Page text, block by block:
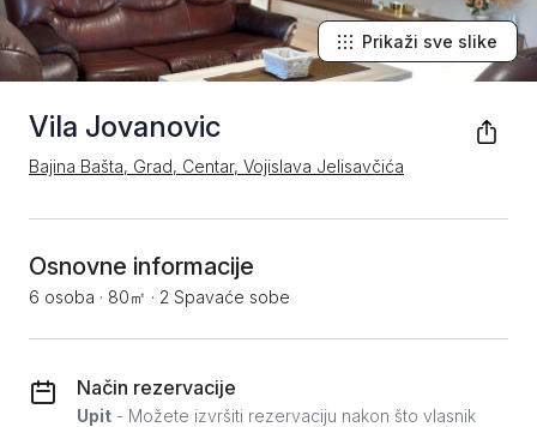
Vila Jovanovic
Bajina Bašta, Grad, Centar, Vojislava Jelisavčića
Prikaži sve slike
Osnovne informacije
6 osoba · 80㎡ · 2 Spavaće sobe
Način rezervacije
Upit - Možete izvršiti rezervaciju nakon što vlasnik